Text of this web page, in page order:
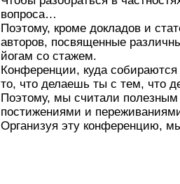
вопроса…
Поэтому, кроме докладов и
авторов, посвященные
йогам со стажем.
Конференции, куда
то, что делаешь ты с тем, что
Поэтому, мы считали полезным
постижениями и
Организуя эту конференцию,